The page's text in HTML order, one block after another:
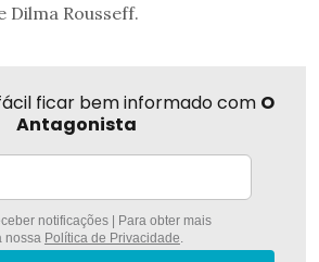
Dilma Rousseff.
ficar bem informado com O
Antagonista
notificações | Para obter mais
nossa Política de Privacidade.